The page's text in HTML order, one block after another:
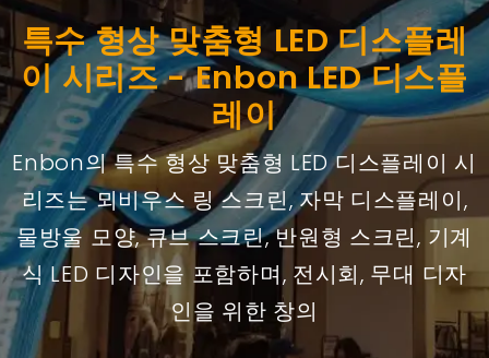
특수 형상 맞춤형 LED 디스플레
이 시리즈 - Enbon LED 디스플
레이
Enbon의 특수 형상 맞춤형 LED 디스플레이 시
리즈는 뫼비우스 링 스크린, 자막 디스플레이,
물방울 모양, 큐브 스크린, 반원형 스크린, 기계
식 LED 디자인을 포함하며, 전시회, 무대 디자
인을 위한 창의